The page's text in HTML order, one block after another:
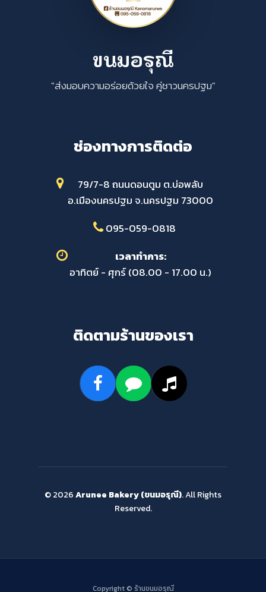
ขนมอรุณี
"ส่งมอบความอร่อยด้วยใจ คู่ชาวนครปฐม"
ช่องทางการติดต่อ
79/7-8 ถนนดอนตูม ต.บ่อพลับ
อ.เมืองนครปฐม จ.นครปฐม 73000
095-059-0818
เวลาทำการ:
อาทิตย์ - ศุกร์ (08.00 - 17.00 น.)
ติดตามร้านของเรา
© 2026Arunee Bakery (ขนมอรุณี). All Rights
Reserved.
Copyright © ร้านขนมอรุณี